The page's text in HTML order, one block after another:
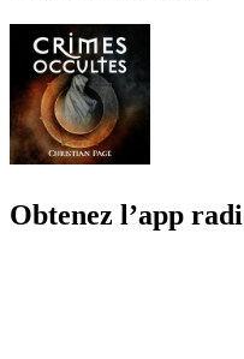
Obtenez l’app